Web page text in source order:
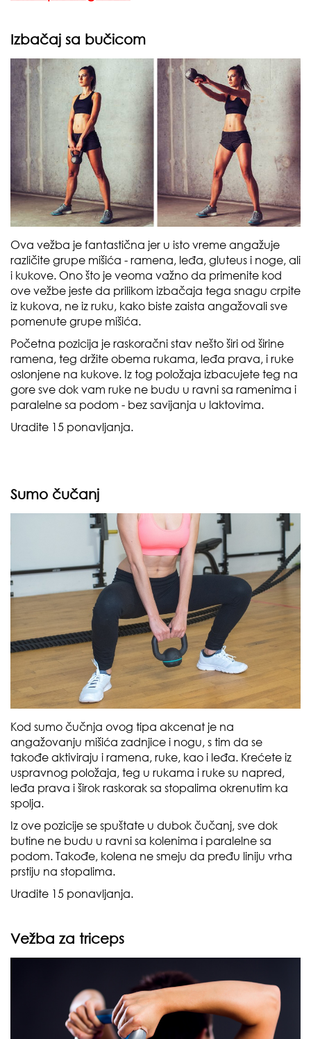
Izbačaj sa bučicom
Ova vežba je fantastična jer u isto vreme angažuje
različite grupe mišića - ramena, leđa, gluteus i noge, ali
i kukove. Ono što je veoma važno da primenite kod
ove vežbe jeste da prilikom izbačaja tega snagu crpite
iz kukova, ne iz ruku, kako biste zaista angažovali sve
pomenute grupe mišića.
Početna pozicija je raskoračni stav nešto širi od širine
ramena, teg držite obema rukama, leđa prava, i ruke
oslonjene na kukove. Iz tog položaja izbacujete teg na
gore sve dok vam ruke ne budu u ravni sa ramenima i
paralelne sa podom - bez savijanja u laktovima.
Uradite 15 ponavljanja.
Sumo čučanj
Kod sumo čučnja ovog tipa akcenat je na
angažovanju mišića zadnjice i nogu, s tim da se
takođe aktiviraju i ramena, ruke, kao i leđa. Krećete iz
uspravnog položaja, teg u rukama i ruke su napred,
leđa prava i širok raskorak sa stopalima okrenutim ka
spolja.
Iz ove pozicije se spuštate u dubok čučanj, sve dok
butine ne budu u ravni sa kolenima i paralelne sa
podom. Takođe, kolena ne smeju da pređu liniju vrha
prstiju na stopalima.
Uradite 15 ponavljanja.
Vežba za triceps